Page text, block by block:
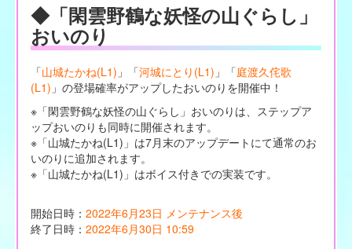
◆「閑雲野鶴な妖怪の山ぐらし」
おいのり
「山城たかね(L1) 」「河城にとり(L1) 」「庭渡久侘歌
(L1) 」の登場確率がアップしたおいのりを開催中！
※「閑雲野鶴な妖怪の山ぐらし」おいのりは、ステップア
ップおいのりも同時に開催されます。
※「山城たかね(L1)」は7月末のアップデートにて通常のお
いのりに追加されます。
※「山城たかね(L1)」はボイス付きでの実装です。
開始日時： 2022年6月23日 メンテナンス後
終了日時： 2022年6月30日 10:59